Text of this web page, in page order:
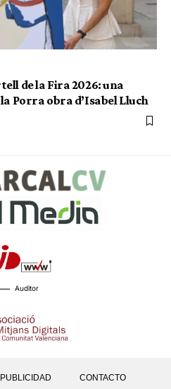
de la Fira 2026: una
Porra obra d’Isabel Lluch
Auditor
PUBLICIDAD CONTACTO